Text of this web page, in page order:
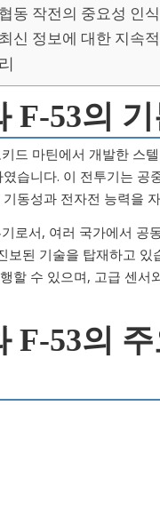
동 작전의 중요성 인
신 정보에 대한 지속
F-53의
드 마틴에서 개발한 스
습니다. 이 전투기는 공
동성과 전자전 능력을
로서, 여러 국가에서 공
보된 기술을 탑재하고 있
할 수 있으며, 고급 센서
F-53의